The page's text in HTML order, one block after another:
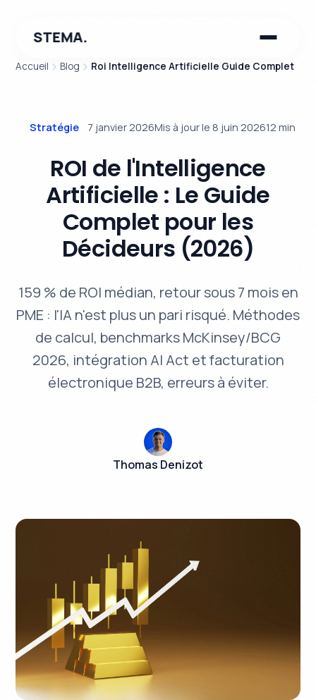
STEMA.
Accueil Blog Roi Intelligence Artificielle Guide Complet
Stratégie 7 janvier 2026Mis à jour le 8 juin 202612 min
ROI de l'Intelligence
Artificielle : Le Guide
Complet pour les
Décideurs (2026)
159 % de ROI médian, retour sous 7 mois en
PME : l'IA n'est plus un pari risqué. Méthodes
de calcul, benchmarks McKinsey/BCG
2026, intégration AI Act et facturation
électronique B2B, erreurs à éviter.
Thomas Denizot